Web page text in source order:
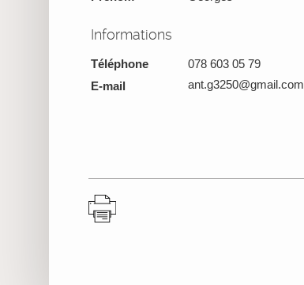
Informations
Téléphone
078 603 05 79
E-mail
ant.g3250@gmail.com